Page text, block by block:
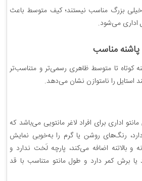
بزرگ مناسب نیستند؛ کیف متوسط باعث
اداری می‌شود.
کوتاه تا متوسط ظاهری رسمی‌تر و متناسب‌تر
استایل را نامتوازن نشان می‌دهد.
مانتو اداری برای افراد لاغر مانتویی می‌باشد که
رنگ‌های روشن یا گرم را به‌خوبی نمایش
بالاتنه اضافه می‌کند، پارچه لَخت ندارد و
یا برش کمر دارد و طول مانتو متناسب با قد